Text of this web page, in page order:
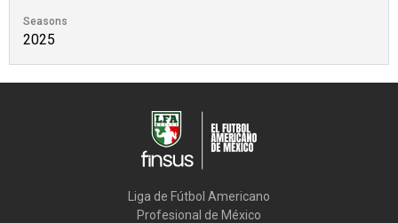
Seasons
2025
Liga de Fútbol Americano
Profesional de México